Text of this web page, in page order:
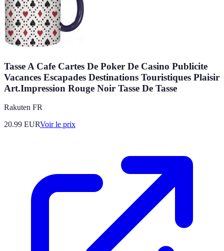
Tasse A Cafe Cartes De Poker De Casino Publicite
Vacances Escapades Destinations Touristiques Plaisir
Art.Impression Rouge Noir Tasse De Tasse
Rakuten FR
20.99 EURVoir le prix